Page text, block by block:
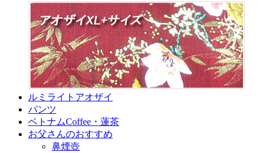
ルミライトアオザイ
パンツ
ベトナムCoffee・蓮茶
お父さんのおすすめ
鼻煙壺